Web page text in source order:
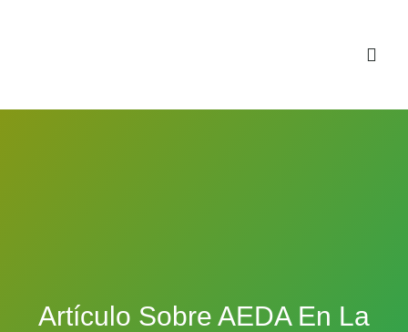
Artículo Sobre AEDA En La